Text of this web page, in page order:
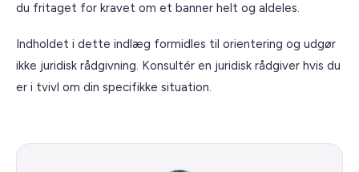
du fritaget for kravet om et banner helt og aldeles.
Indholdet i dette indlæg formidles til orientering og udgør
ikke juridisk rådgivning. Konsultér en juridisk rådgiver hvis du
er i tvivl om din specifikke situation.